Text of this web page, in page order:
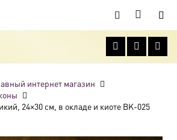
интернет магазин
24×30 см, в окладе и киоте BK-025